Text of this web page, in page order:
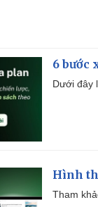
6 bước
Dưới đây
Hình
Tham